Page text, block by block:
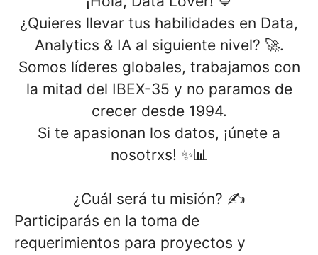
¿Quieres llevar tus habilidades en Data,
Analytics & IAal siguiente nivel? 🚀.
Somos líderes globales, trabajamos con
la mitad del IBEX-35 y no paramos de
crecer desde 1994.
Si te apasionan los datos, ¡únete a
nosotrxs! ✨📊
¿Cuál será tu misión? ✍
Participarás en la toma de
requerimientos para proyectos y